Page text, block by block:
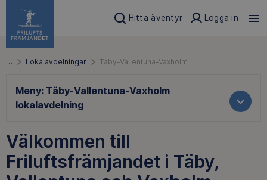
Hitta äventyr Logga in
… Lokalavdelningar Täby-Vallentuna-Vaxholm
Meny: Täby-Vallentuna-Vaxholm
lokalavdelning
Välkommen till
Friluftsfrämjandet i Täby,